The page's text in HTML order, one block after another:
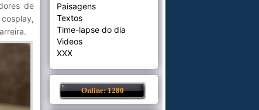
de
Paisagens
Textos
Time-lapse do dia
Videos
XXX
Online: 1280